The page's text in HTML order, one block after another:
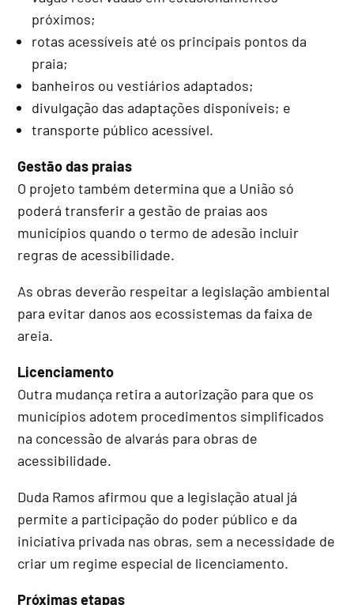
próximos;
rotas acessíveis até os principais pontos da
praia;
banheiros ou vestiários adaptados;
divulgação das adaptações disponíveis; e
transporte público acessível.
Gestão das praias
O projeto também determina que a União só
poderá transferir a gestão de praias aos
municípios quando o termo de adesão incluir
regras de acessibilidade.
As obras deverão respeitar a legislação ambiental
para evitar danos aos ecossistemas da faixa de
areia.
Licenciamento
Outra mudança retira a autorização para que os
municípios adotem procedimentos simplificados
na concessão de alvarás para obras de
acessibilidade.
Duda Ramos afirmou que a legislação atual já
permite a participação do poder público e da
iniciativa privada nas obras, sem a necessidade de
criar um regime especial de licenciamento.
Próximas etapas